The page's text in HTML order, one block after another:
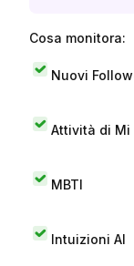
Cosa monitora:
Nuovi
Attività di Mi
MBTI
Intuizioni AI